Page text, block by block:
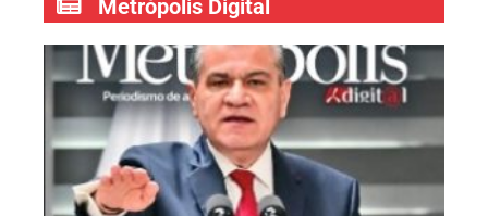
Metrópolis Digital